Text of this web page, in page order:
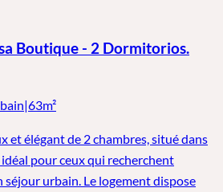
Boutique - 2 Dormitorios.
|63m²
et élégant de 2 chambres, situé dans
pour ceux qui recherchent
séjour urbain. Le logement dispose